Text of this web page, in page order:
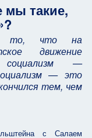
мы такие,
то, что на
движение
социализм —
— это
тем, чем
с Салаем